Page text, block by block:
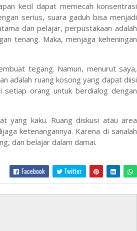
kecil dapat memecah konsentrasi
serius, suara gaduh bisa menjadi
dan pelajar, perpustakaan adalah
tenang. Maka, menjaga keheningan
tegang. Namun, menurut saya,
adalah ruang kosong yang dapat diisi
setiap orang untuk berdialog dengan
yang kaku. Ruang diskusi atau area
ketenangannya. Karena di sanalah
dan belajar dalam damai.
Facebook Twitter